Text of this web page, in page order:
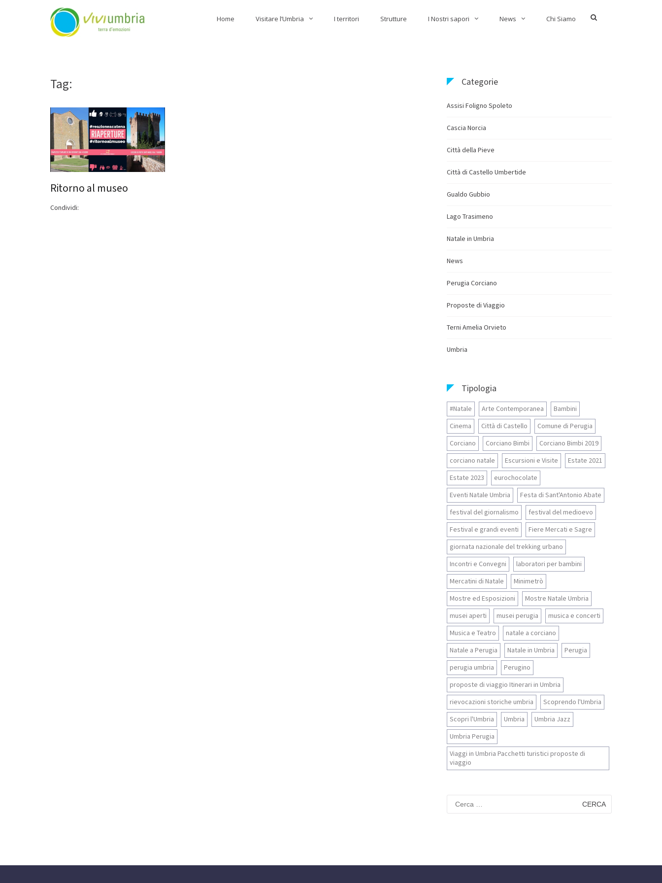
Home Visitare l’Umbria I territori Strutture I Nostri sapori News Chi Siamo
Show
Tag:
Ritorno al museo
Condividi:
Categorie
Assisi Foligno Spoleto
Cascia Norcia
Città della Pieve
Città di Castello Umbertide
Gualdo Gubbio
Lago Trasimeno
Natale in Umbria
News
Perugia Corciano
Proposte di Viaggio
Terni Amelia Orvieto
Umbria
Tipologia
#Natale Arte Contemporanea
Bambini
Cinema
Città di Castello
Comune di Perugia
Corciano
Corciano Bimbi
Corciano Bimbi 2019
corciano natale
Escursioni e Visite
Estate 2021
Estate 2023
eurochocolate
Eventi Natale Umbria
Festa di Sant'Antonio Abate
festival del giornalismo
festival del medioevo
Festival e grandi eventi
Fiere Mercati e Sagre
giornata nazionale del trekking urbano
Incontri e Convegni
laboratori per bambini
Mercatini di Natale
Minimetrò
Mostre ed Esposizioni
Mostre Natale Umbria
musei aperti
musei perugia
musica e concerti
Musica e Teatro
natale a corciano
Natale a Perugia
Natale in Umbria
Perugia
perugia umbria
Perugino
proposte di viaggio Itinerari in Umbria
rievocazioni storiche umbria
Scoprendo l'Umbria
Scopri l'Umbria
Umbria
Umbria Jazz
Umbria Perugia
Viaggi in Umbria Pacchetti turistici proposte di
viaggio
per: